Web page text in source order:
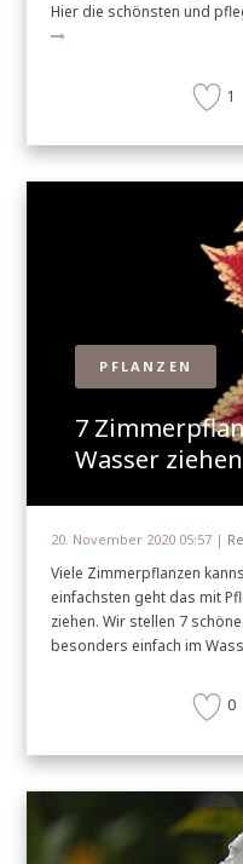
Hier die schönsten und
1
PFLANZEN
7
Wasser
20. November 2020 05:57 |
Viele Zimmerpflanzen
einfachsten geht das mit
ziehen. Wir stellen 7
besonders einfach im
0